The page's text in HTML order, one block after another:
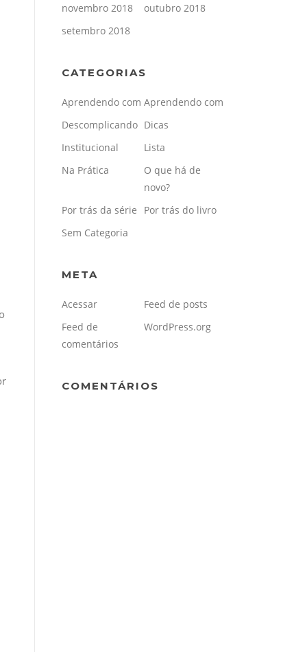
novembro 2018
outubro 2018
setembro 2018
CATEGORIAS
Aprendendo com Aprendendo com
Descomplicando Dicas
Institucional
Lista
Na Prática
O que há de
novo?
Por trás da série
Por trás do livro
Sem Categoria
META
Acessar
Feed de posts
Feed de
comentários
WordPress.org
COMENTÁRIOS